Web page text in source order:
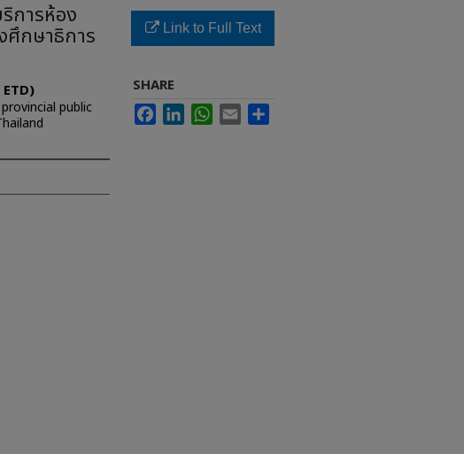
การห้อง
ศึกษาธิการ
public
Link to Full Text
SHARE
FacebookLinkedInWhatsApp
Email